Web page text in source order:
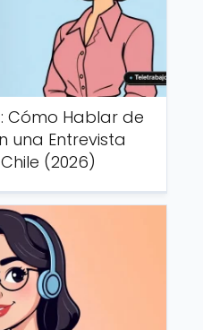
Cómo Hablar de
una Entrevista
(2026)